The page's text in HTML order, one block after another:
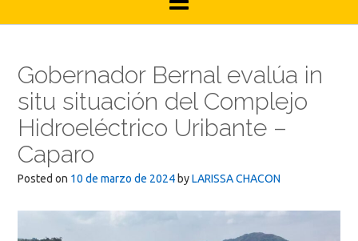
Gobernador Bernal evalúa in
situ situación del Complejo
Hidroeléctrico Uribante –
Caparo
Posted on 10 de marzo de 2024 byLARISSA CHACON